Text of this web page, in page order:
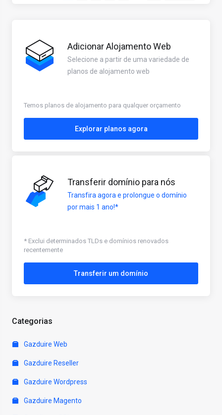
Categorias
Gazduire Web
Gazduire Reseller
Gazduire Wordpress
Gazduire Magento
Adicionar Alojamento Web
Selecione a partir de uma variedade de
planos de alojamento web
Temos planos de alojamento para qualquer orçamento
Explorar planos agora
Transferir domínio para nós
Transfira agora e prolongue o domínio
por mais 1 ano!*
* Exclui determinados TLDs e domínios renovados
recentemente
Transferir um domínio